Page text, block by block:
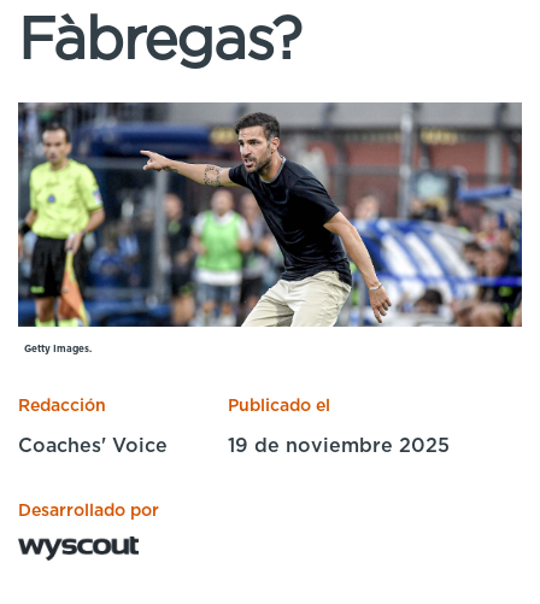
Sport Session Planner
LANGUAGE
English Español
Fàbregas?
Getty Images.
Redacción
Coaches' Voice
Publicado el
19 de noviembre 2025
Desarrollado por